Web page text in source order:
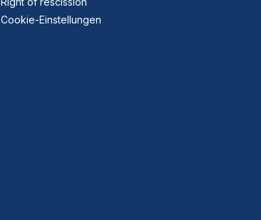
Cookie-Einstellungen